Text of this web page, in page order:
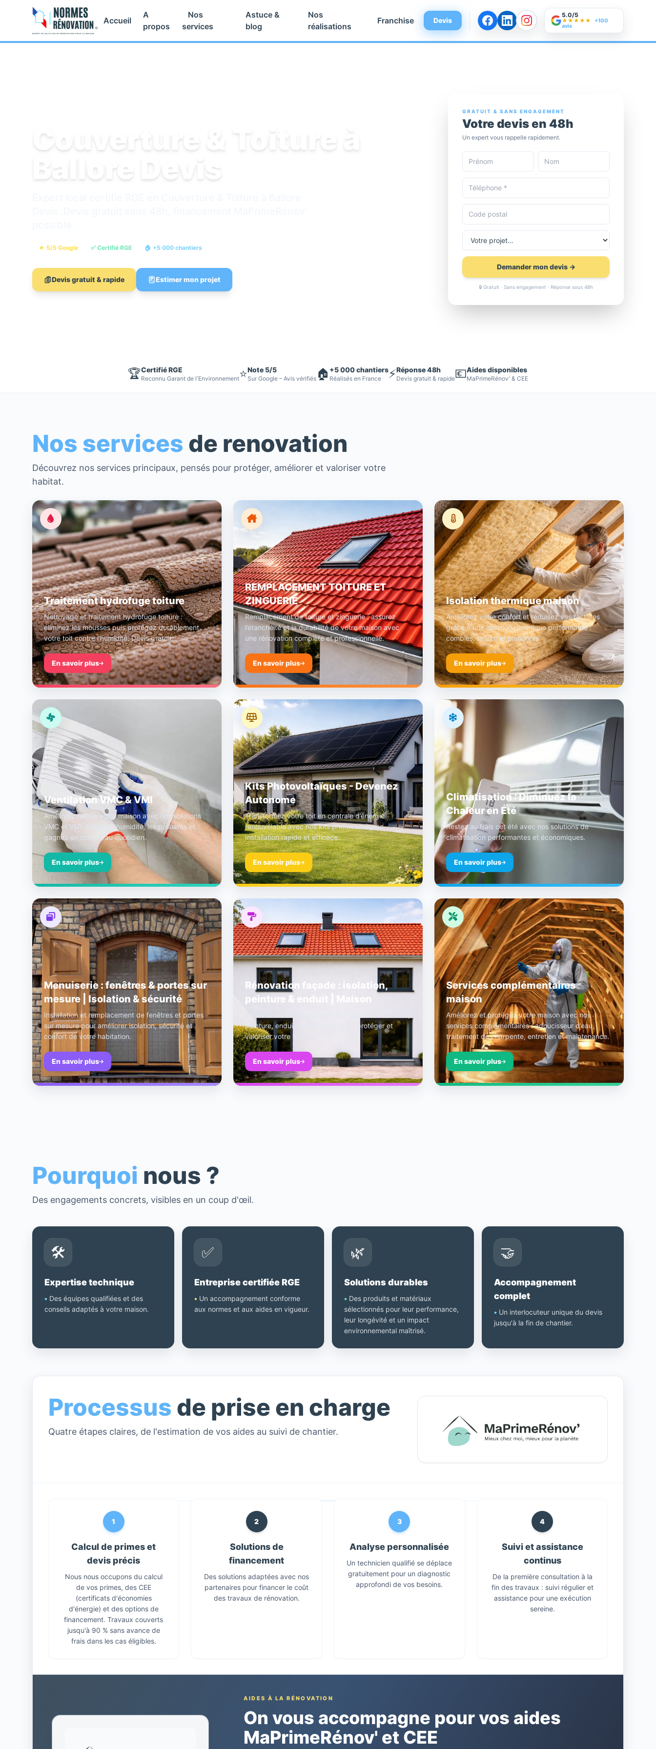
Accueil
A
propos
Nos
services
Astuce &
blog
Nos
réalisations
Franchise Devis
5.0/5
★★★★★ +100
avis
Couverture & Toiture à
Ballore Devis
★ 5/5 Google ✅ Certifié RGE 🏠 +5 000 chantiers
Devis gratuit & rapide Estimer mon projet
GRATUIT & SANS ENGAGEMENT
Votre devis en 48h
Un expert vous rappelle rapidement.
Demander mon devis →
🔒 Gratuit · Sans engagement · Réponse sous 48h
🏆Certifié RGE
Reconnu Garant de l'Environnement⭐Note 5/5
Sur Google – Avis vérifiés 🏠 +5 000 chantiers
Réalisés en France ⚡Réponse 48h
Devis gratuit & rapide💶Aides disponibles
MaPrimeRénov' & CEE
Nos services de renovation
Découvrez nos services principaux, pensés pour protéger, améliorer et valoriser votre
habitat.
Traitement hydrofuge toiture
Nettoyage et traitement hydrofuge toiture :
éliminez les mousses puis protégez durablement
votre toit contre l’humidité. Devis gratuit.
En savoir plus
REMPLACEMENT TOITURE ET
ZINGUERIE
Remplacement de toiture et zinguerie : assurez
l’étanchéité et la durabilité de votre maison avec
une rénovation complète et professionnelle.
En savoir plus
Isolation thermique maison
Améliorez votre confort et réduisez vos factures
grâce à une isolation thermique performante :
combles, toiture et planchers.
En savoir plus
Ventilation VMC & VMI
Améliorez l’air de votre maison avec nos solutions
VMC et VMI. Éliminez l’humidité, les polluants et
gagnez en confort au quotidien.
En savoir plus
Kits Photovoltaïques - Devenez
Autonome
Transformez votre toit en centrale d’énergie
renouvelable avec nos kits photovoltaïques.
Installation rapide et efficace.
En savoir plus
Climatisation : Diminuez la
Chaleur en Été
Restez au frais cet été avec nos solutions de
climatisation performantes et économiques.
En savoir plus
Menuiserie : fenêtres & portes sur
mesure | Isolation & sécurité
Installation et remplacement de fenêtres et portes
sur mesure pour améliorer isolation, sécurité et
confort de votre habitation.
En savoir plus
Rénovation façade : isolation,
peinture & enduit | Maison
peinture, enduit et nettoyage pour protéger et
valoriser votre maison.
En savoir plus
Services complémentaires
maison
Améliorez et protégez votre maison avec nos
services complémentaires : adoucisseur d’eau,
traitement de charpente, entretien et maintenance.
En savoir plus
Pourquoi nous ?
Des engagements concrets, visibles en un coup d'œil.
🛠️
Expertise technique
• Des équipes qualifiées et des
conseils adaptés à votre maison.
✅
Entreprise certifiée RGE
• Un accompagnement conforme
aux normes et aux aides en vigueur.
🌿
Solutions durables
• Des produits et matériaux
sélectionnés pour leur performance,
leur longévité et un impact
environnemental maîtrisé.
🤝
Accompagnement
complet
• Un interlocuteur unique du devis
jusqu'à la fin de chantier.
Processus de prise en charge
Quatre étapes claires, de l'estimation de vos aides au suivi de chantier.
1
Calcul de primes et
devis précis
Nous nous occupons du calcul
de vos primes, des CEE
(certificats d'économies
d'énergie) et des options de
financement. Travaux couverts
jusqu'à 90 % sans avance de
frais dans les cas éligibles.
2
Solutions de
financement
Des solutions adaptées avec nos
partenaires pour financer le coût
des travaux de rénovation.
3
Analyse personnalisée
Un technicien qualifié se déplace
gratuitement pour un diagnostic
approfondi de vos besoins.
4
Suivi et assistance
continus
De la première consultation à la
fin des travaux : suivi régulier et
assistance pour une exécution
sereine.
AIDES À LA RÉNOVATION
On vous accompagne pour vos aides
MaPrimeRénov' et CEE